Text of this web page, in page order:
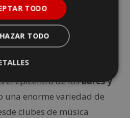
nocturna
intensa y
tarde, alrededor
raro que los clubes se
de la mañana.
el epicentro de losbares y
una enorme variedad de
clubes de música
TODO
TODO